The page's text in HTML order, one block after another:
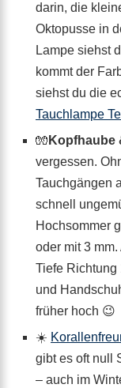
darin, die
Oktopusse in
Lampe siehst
kommt der
siehst du die
Tauchlampe
🧤 Kopfhaube
vergessen.
Tauchgängen
schnell
Hochsommer
oder mit 3
Tiefe Richtung
und
früher hoch 😉
☀️
gibt es oft null
– auch im